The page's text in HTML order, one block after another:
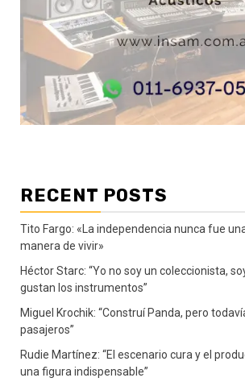
RECENT POSTS
Tito Fargo: «La independencia nunca fue
manera de vivir»
Héctor Starc: “Yo no soy un coleccionista,
gustan los instrumentos”
Miguel Krochik: “Construí Panda, pero
pasajeros”
Rudie Martínez: “El escenario cura y el
una figura indispensable”